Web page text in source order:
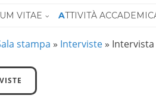
VITAE ATTIVITÀ
stampa » Interviste » Intervista